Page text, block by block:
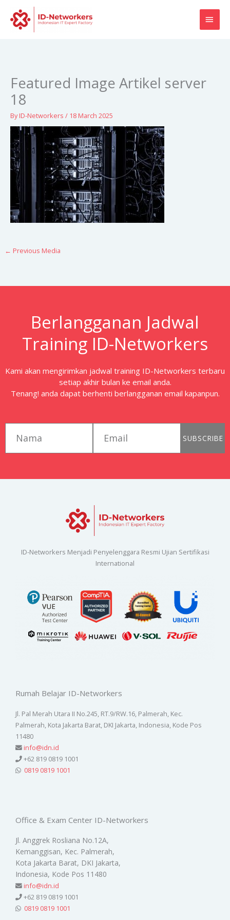
content
Featured Image Artikel server
18
ByID-Networkers / 18 March 2025
← Previous Media
Berlangganan Jadwal
Training ID-Networkers
Kami akan mengirimkan jadwal training ID-Networkers terbaru
setiap akhir bulan ke email anda.
Tenang! anda dapat berhenti berlangganan email kapanpun.
SUBSCRIBE
ID-Networkers Menjadi Penyelenggara Resmi Ujian Sertifikasi
International
Rumah Belajar ID-Networkers
Jl. Pal Merah Utara II No.245, RT.9/RW.16, Palmerah, Kec.
Palmerah, Kota Jakarta Barat, DKI Jakarta, Indonesia, Kode Pos
11480
info@idn.id
+62 819 0819 1001
0819 0819 1001
Office & Exam Center ID-Networkers
Jl. Anggrek Rosliana No.12A,
Kemanggisan, Kec. Palmerah,
Kota Jakarta Barat, DKI Jakarta,
Indonesia, Kode Pos 11480
info@idn.id
+62 819 0819 1001
0819 0819 1001